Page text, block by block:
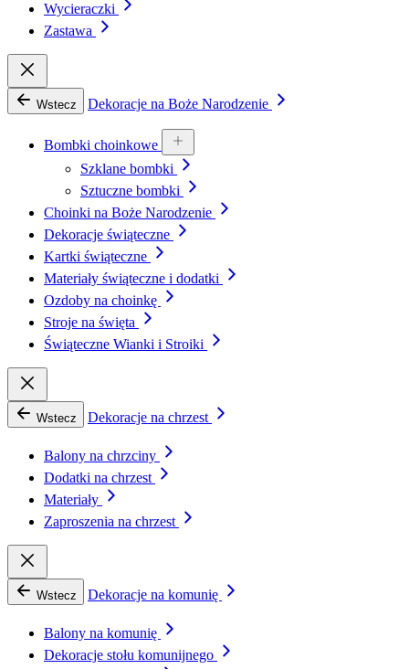
Wycieraczki
Zastawa
Wstecz Dekoracje na Boże Narodzenie
Bombki choinkowe
Szklane bombki
Sztuczne bombki
Choinki na Boże Narodzenie
Dekoracje świąteczne
Kartki świąteczne
Materiały świąteczne i dodatki
Ozdoby na choinkę
Stroje na święta
Świąteczne Wianki i Stroiki
Wstecz Dekoracje na chrzest
Balony na chrzciny
Dodatki na chrzest
Materiały
Zaproszenia na chrzest
Wstecz Dekoracje na komunię
Balony na komunię
Dekoracje stołu komunijnego